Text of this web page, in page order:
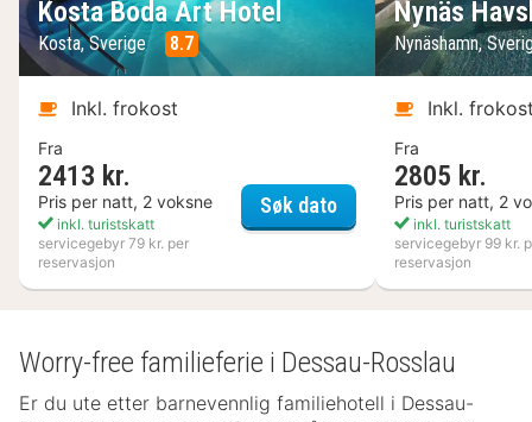
Kosta Boda Art Hotel
Kosta, Sverige 8.7
Inkl. frokost
Fra
2413 kr.
Pris per natt, 2 voksne
inkl. turistskatt
servicegebyr 79 kr. per
reservasjon
Søk datoKosta Boda Art Hotel
Nynäs
Nynäshamn,
Inkl.
Fra
2805 kr.
Pris per natt, 2
inkl. turistskatt
servicegebyr 99 kr.
reservasjon
Worry-free familieferie i Dessau-Rosslau
Er du ute etter barnevennlig familiehotell i Dessau-